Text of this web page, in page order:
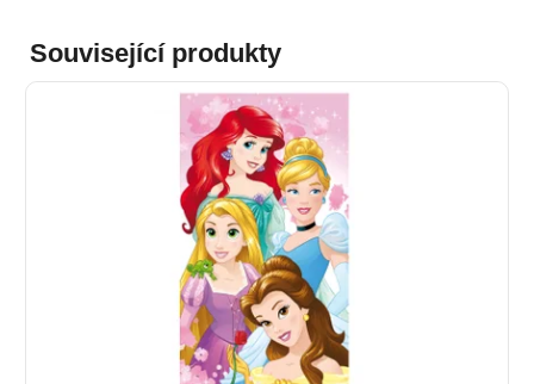
Související produkty